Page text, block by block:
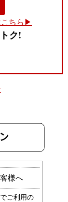
こちら▶
ク!
様へ
ご利用の